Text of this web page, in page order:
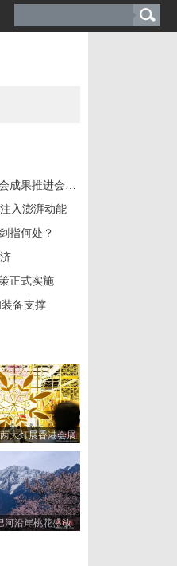
山东省落实2024年中非合作论坛北京峰会成果推进会举行
入澎湃动能
指何处？
正式实施
备支撑
大灯展香港会展
齐亮相
河沿岸桃花盛放